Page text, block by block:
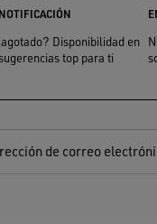
Disponibilidad en
top para ti
de correo